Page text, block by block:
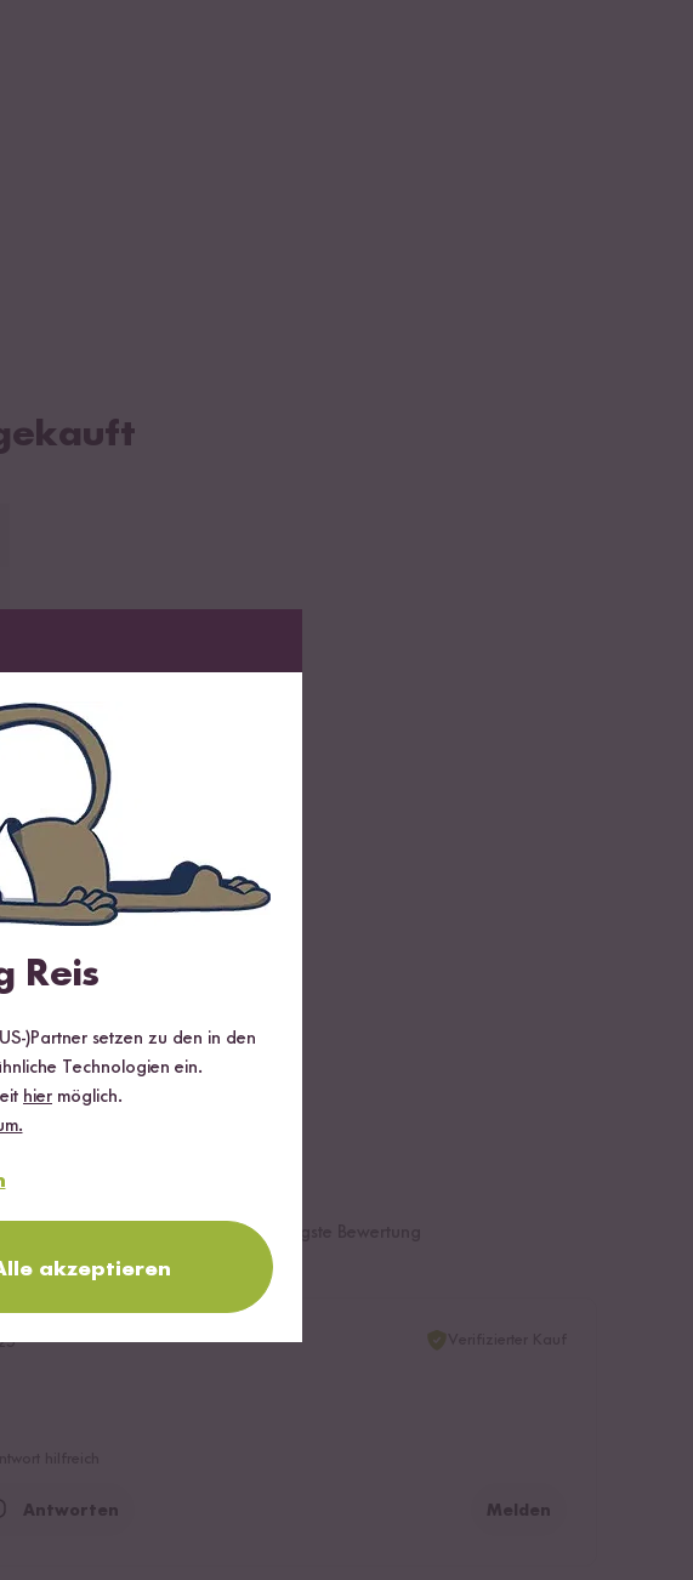
Höchste BewertungNiedrigste Bewertung
Antworten Melden
Reis
)Partner setzen zu den in den
Technologien ein.
hier möglich.
akzeptieren